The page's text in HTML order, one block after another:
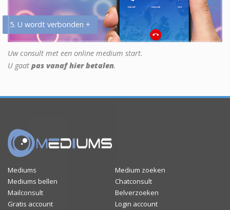
5. U wordt verbonden +
Uw consult met een online medium start.
U gaat pas vanaf hier betalen.
Mediums
Medium zoeken
Mediums bellen
Chatconsult
Mailconsult
Belverzoeken
Gratis account
Login account